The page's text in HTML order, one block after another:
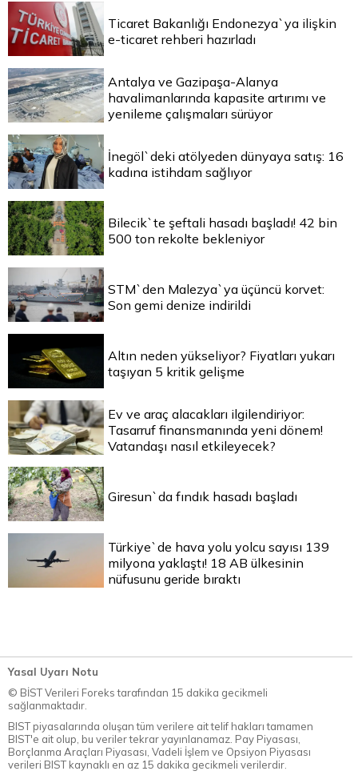
Ticaret Bakanlığı Endonezya`ya ilişkin
e-ticaret rehberi hazırladı
Antalya ve Gazipaşa-Alanya
havalimanlarında kapasite artırımı ve
yenileme çalışmaları sürüyor
İnegöl`deki atölyeden dünyaya satış: 16
kadına istihdam sağlıyor
Bilecik`te şeftali hasadı başladı! 42 bin
500 ton rekolte bekleniyor
STM`den Malezya`ya üçüncü korvet:
Son gemi denize indirildi
Altın neden yükseliyor? Fiyatları yukarı
taşıyan 5 kritik gelişme
Ev ve araç alacakları ilgilendiriyor:
Tasarruf finansmanında yeni dönem!
Vatandaşı nasıl etkileyecek?
Giresun`da fındık hasadı başladı
Türkiye`de hava yolu yolcu sayısı 139
milyona yaklaştı! 18 AB ülkesinin
nüfusunu geride bıraktı
Yasal Uyarı Notu
© BİST Verileri Foreks tarafından 15 dakika gecikmeli
sağlanmaktadır.
BIST piyasalarında oluşan tüm verilere ait telif hakları tamamen
BIST'e ait olup, bu veriler tekrar yayınlanamaz. Pay Piyasası,
Borçlanma Araçları Piyasası, Vadeli İşlem ve Opsiyon Piyasası
verileri BIST kaynaklı en az 15 dakika gecikmeli verilerdir.